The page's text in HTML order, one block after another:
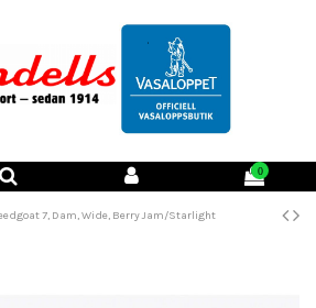
0
7, Dam, Wide, Berry Jam/Starlight